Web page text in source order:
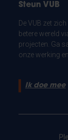
Steun VUB
De VUB zet
betere wereld
projecten. Ga
onze werking
Ik doe mee